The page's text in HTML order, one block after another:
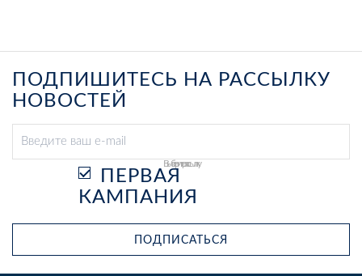
ПОДПИШИТЕСЬ НА РАССЫЛКУ
НОВОСТЕЙ
Выберите рассылку
ПЕРВАЯ
КАМПАНИЯ
ПОДПИСАТЬСЯ